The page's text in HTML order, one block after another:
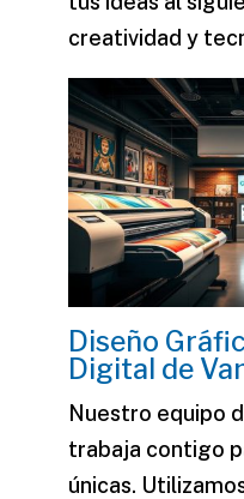
creatividad y
Diseño
Digital de
Nuestro equipo
trabaja contigo
únicas.